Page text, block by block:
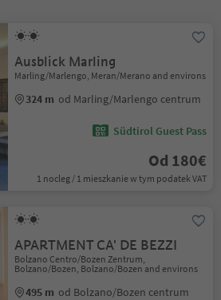
Ausblick Marling
Marling/Marlengo, Meran/Merano and environs
324 m od Marling/Marlengo centrum
Südtirol Guest Pass
Od 180€
1 nocleg / 1 mieszkanie w tym podatek VAT
APARTMENT CA' DE BEZZI
Bolzano Centro/Bozen Zentrum,
Bolzano/Bozen, Bolzano/Bozen and environs
495 m od Bolzano/Bozen centrum